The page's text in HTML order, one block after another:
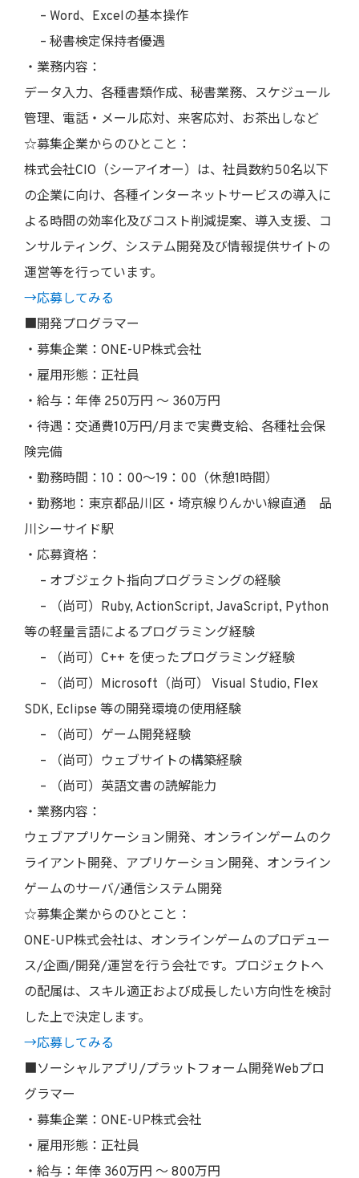
– Word、Excelの基本操作
– 秘書検定保持者優遇
・業務内容：
データ入力、各種書類作成、秘書業務、スケジュール
管理、電話・メール応対、来客応対、お茶出しなど
☆募集企業からのひとこと：
株式会社CIO（シーアイオー）は、社員数約50名以下
の企業に向け、各種インターネットサービスの導入に
よる時間の効率化及びコスト削減提案、導入支援、コ
ンサルティング、システム開発及び情報提供サイトの
運営等を行っています。
→応募してみる
■開発プログラマー
・募集企業：ONE-UP株式会社
・雇用形態：正社員
・給与：年俸 250万円 〜 360万円
・待遇：交通費10万円/月まで実費支給、各種社会保
険完備
・勤務時間：10：00〜19：00（休憩1時間）
・勤務地：東京都品川区・埼京線りんかい線直通 品
川シーサイド駅
・応募資格：
– オブジェクト指向プログラミングの経験
– （尚可）Ruby, ActionScript, JavaScript, Python
等の軽量言語によるプログラミング経験
– （尚可）C++ を使ったプログラミング経験
– （尚可）Microsoft（尚可） Visual Studio, Flex
SDK, Eclipse 等の開発環境の使用経験
– （尚可）ゲーム開発経験
– （尚可）ウェブサイトの構築経験
– （尚可）英語文書の読解能力
・業務内容：
ウェブアプリケーション開発、オンラインゲームのク
ライアント開発、アプリケーション開発、オンライン
ゲームのサーバ/通信システム開発
☆募集企業からのひとこと：
ONE-UP株式会社は、オンラインゲームのプロデュー
ス/企画/開発/運営を行う会社です。プロジェクトへ
の配属は、スキル適正および成長したい方向性を検討
した上で決定します。
→応募してみる
■ソーシャルアプリ/プラットフォーム開発Webプロ
グラマー
・募集企業：ONE-UP株式会社
・雇用形態：正社員
・給与：年俸 360万円 〜 800万円